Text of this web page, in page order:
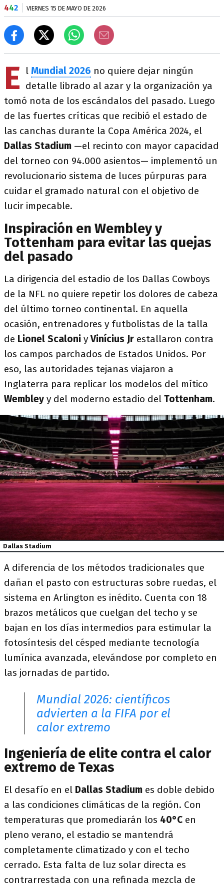
442 VIERNES 15 DE MAYO DE 2026
E l Mundial 2026 no quiere dejar ningún
detalle librado al azar y la organización ya
tomó nota de los escándalos del pasado. Luego
de las fuertes críticas que recibió el estado de
las canchas durante la Copa América 2024, el
Dallas Stadium —el recinto con mayor capacidad
del torneo con 94.000 asientos— implementó un
revolucionario sistema de luces púrpuras para
cuidar el gramado natural con el objetivo de
lucir impecable.
Inspiración en Wembley y
Tottenham para evitar las quejas
del pasado
La dirigencia del estadio de los Dallas Cowboys
de la NFL no quiere repetir los dolores de cabeza
del último torneo continental. En aquella
ocasión, entrenadores y futbolistas de la talla
de Lionel Scaloni yVinícius Jr estallaron contra
los campos parchados de Estados Unidos. Por
eso, las autoridades tejanas viajaron a
Inglaterra para replicar los modelos del mítico
Wembley y del moderno estadio del Tottenham.
Dallas Stadium
A diferencia de los métodos tradicionales que
dañan el pasto con estructuras sobre ruedas, el
sistema en Arlington es inédito. Cuenta con 18
brazos metálicos que cuelgan del techo y se
bajan en los días intermedios para estimular la
fotosíntesis del césped mediante tecnología
lumínica avanzada, elevándose por completo en
las jornadas de partido.
Mundial 2026: científicos
advierten a la FIFA por el
calor extremo
Ingeniería de elite contra el calor
extremo de Texas
El desafío en el Dallas Stadium es doble debido
a las condiciones climáticas de la región. Con
temperaturas que promediarán los 40°C en
pleno verano, el estadio se mantendrá
completamente climatizado y con el techo
cerrado. Esta falta de luz solar directa es
contrarrestada con una refinada mezcla de